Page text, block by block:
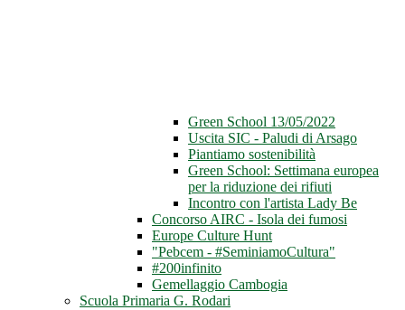
Green School 13/05/2022
Uscita SIC - Paludi di Arsago
Piantiamo sostenibilità
Green School: Settimana europea
per la riduzione dei rifiuti
Incontro con l'artista Lady Be
Concorso AIRC - Isola dei fumosi
Europe Culture Hunt
"Pebcem - #SeminiamoCultura"
#200infinito
Gemellaggio Cambogia
Scuola Primaria G. Rodari